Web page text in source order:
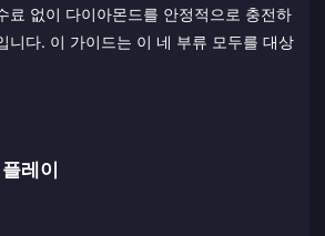
료 없이 다이아몬드를 안정적으로 충전하
니다. 이 가이드는 이 네 부류 모두를 대상
레이